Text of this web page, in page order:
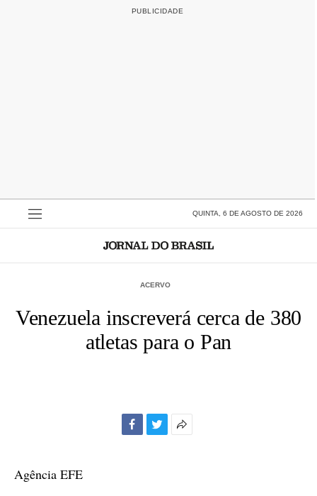
QUINTA, 6 DE AGOSTO DE 2026
ACERVO
Venezuela inscreverá cerca de 380
atletas para o Pan
Agência EFE